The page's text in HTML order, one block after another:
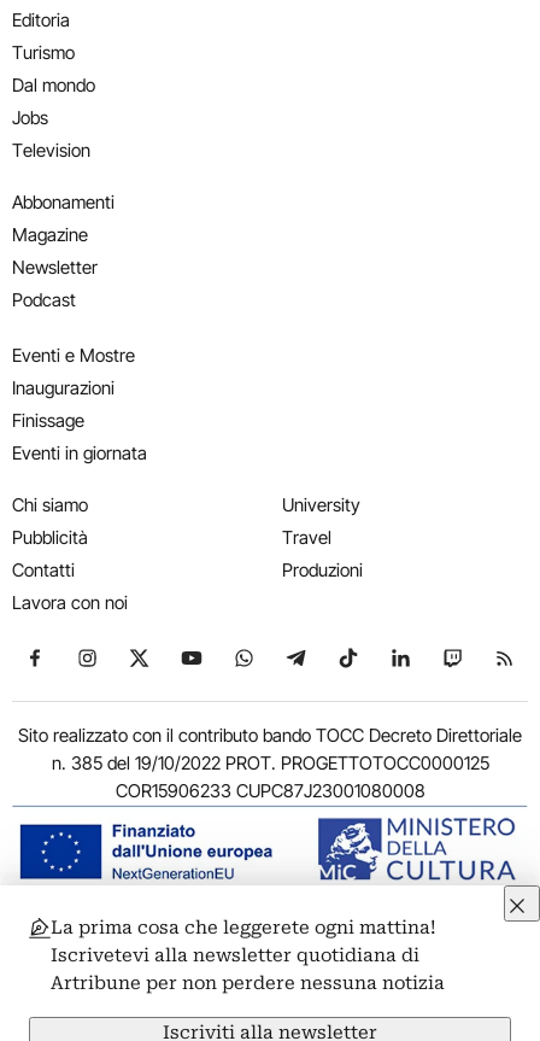
Editoria
Turismo
Dal mondo
Jobs
Television
Abbonamenti
Magazine
Newsletter
Podcast
Eventi e Mostre
Inaugurazioni
Finissage
Eventi in giornata
Chi siamo
Pubblicità
Contatti
Lavora con noi
University
Travel
Produzioni
Seguici su Facebook
Seguici su Instagram
Seguici su X
Seguici su YouTube
Seguici su WhatsApp
Seguici su Telegram
Seguici su TikTok
Seguici su
Seguici
Sito realizzato con il contributo bando TOCC Decreto Direttoriale
n. 385 del 19/10/2022 PROT. PROGETTOTOCC0000125
COR15906233 CUPC87J23001080008
© 2011-2026 ARTRIBUNE srl – Corso Vittorio Emanuele II, 287 –
00186 Roma - P.I. 11381581005
Privacy: Responsabile della protezione dei dati personali
ARTRIBUNE srl – Corso Vittorio Emanuele II, 287 – 00186 Roma
La prima cosa che leggerete ogni mattina!
Iscrivetevi alla newsletter quotidiana di
Artribune per non perdere nessuna notizia
Iscriviti alla newsletter